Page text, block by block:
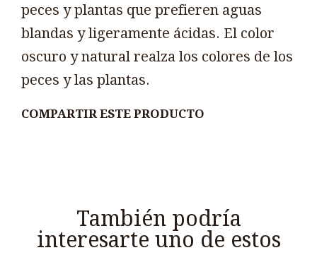
peces y plantas que prefieren aguas
blandas y ligeramente ácidas. El color
oscuro y natural realza los colores de los
peces y las plantas.
COMPARTIR ESTE PRODUCTO
También podría
interesarte uno de estos